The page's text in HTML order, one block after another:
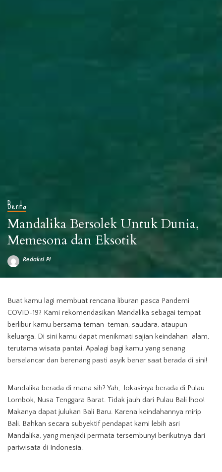
Berita
Mandalika Bersolek Untuk Dunia,
Memesona dan Eksotik
Posted
Redaksi PI
Buat kamu lagi membuat rencana liburan pasca Pandemi
COVID-19? Kami rekomendasikan Mandalika sebagai tempat
berlibur kamu bersama teman-teman, saudara, ataupun
keluarga. Di sini kamu dapat menikmati sajian keindahan alam,
terutama wisata pantai. Apalagi bagi kamu yang senang
berselancar dan berenang pasti asyik bener saat berada di sini!
Mandalika berada di mana sih? Yah, lokasinya berada di Pulau
Lombok, Nusa Tenggara Barat. Tidak jauh dari Pulau Bali lhoo!
Makanya dapat julukan Bali Baru. Karena keindahannya mirip
Bali. Bahkan secara subyektif pendapat kami lebih asri
Mandalika, yang menjadi permata tersembunyi berikutnya dari
pariwisata di Indonesia.